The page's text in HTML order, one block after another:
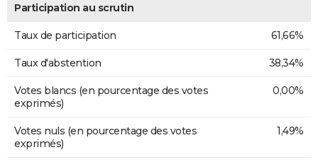
Participation au scrutin
Taux de participation 61,66%
Taux d'abstention 38,34%
Votes blancs (en pourcentage des votes
exprimés)
0,00%
Votes nuls (en pourcentage des votes
exprimés)
1,49%